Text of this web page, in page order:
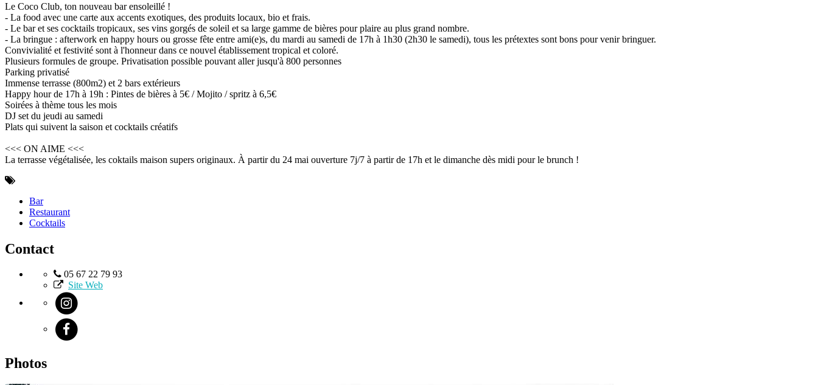
Le Coco Club, ton nouveau bar ensoleillé !
- La food avec une carte aux accents exotiques, des produits locaux, bio et frais.
- Le bar et ses cocktails tropicaux, ses vins gorgés de soleil et sa large gamme de bières pour plaire au plus grand nombre.
- La bringue : afterwork en happy hours ou grosse fête entre ami(e)s, du mardi au samedi de 17h à 1h30 (2h30 le samedi), tous les prétextes sont bons pour venir bringuer.
Convivialité et festivité sont à l'honneur dans ce nouvel établissement tropical et coloré.
Plusieurs formules de groupe. Privatisation possible pouvant aller jusqu'à 800 personnes
Parking privatisé
Immense terrasse (800m2) et 2 bars extérieurs
Happy hour de 17h à 19h : Pintes de bières à 5€ / Mojito / spritz à 6,5€
Soirées à thème tous les mois
DJ set du jeudi au samedi
Plats qui suivent la saison et cocktails créatifs
<<< ON AIME <<<
La terrasse végétalisée, les coktails maison supers originaux. À partir du 24 mai ouverture 7j/7 à partir de 17h et le dimanche dès midi pour le brunch !
Bar
Restaurant
Cocktails
Contact
05 67 22 79 93
Site Web
Photos